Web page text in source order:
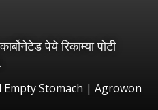
पेये रिकाम्या पोटी
Empty Stomach | Agrowon